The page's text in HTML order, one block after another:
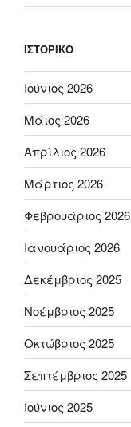
ΙΣΤΟΡΙΚΌ
Ιούνιος 2026
Μάιος 2026
Απρίλιος 2026
Μάρτιος 2026
Φεβρουάριος 2026
Ιανουάριος 2026
Δεκέμβριος 2025
Νοέμβριος 2025
Οκτώβριος 2025
Σεπτέμβριος 2025
Ιούνιος 2025